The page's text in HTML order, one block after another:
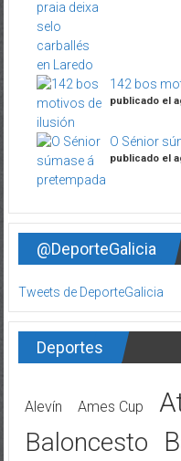
142 bos
publicado el
O Sénior
publicado el
@DeporteGalicia
Tweets de DeporteGalicia
Deportes
Alevín Ames Cup
Baloncesto